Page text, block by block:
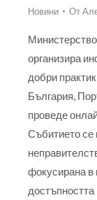
Новини От
организира
добри
България,
проведе
Събитието се
фокусирана в